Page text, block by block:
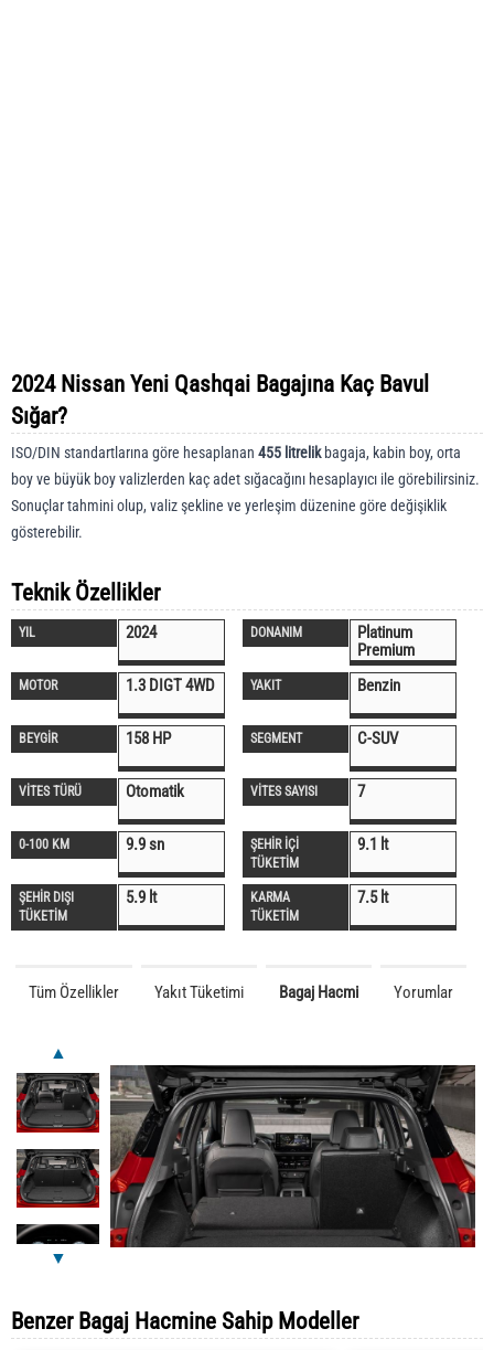
2024 Nissan Yeni Qashqai Bagajına Kaç Bavul
Sığar?
ISO/DIN standartlarına göre hesaplanan 455 litrelikbagaja, kabin boy, orta
boy ve büyük boy valizlerden kaç adet sığacağını hesaplayıcı ile görebilirsiniz.
Sonuçlar tahmini olup, valiz şekline ve yerleşim düzenine göre değişiklik
gösterebilir.
Teknik Özellikler
YIL 2024 DONANIM
Platinum
Premium
MOTOR 1.3 DIGT 4WD YAKIT Benzin
BEYGİR 158 HP SEGMENT C-SUV
VİTES TÜRÜ Otomatik VİTES SAYISI 7
0-100 KM 9.9 sn
ŞEHİR İÇİ
TÜKETİM
9.1 lt
ŞEHİR DIŞI
TÜKETİM
5.9 lt
KARMA
TÜKETİM
7.5 lt
Tüm Özellikler Yakıt Tüketimi Bagaj Hacmi Yorumlar
▲
▼
Benzer Bagaj Hacmine Sahip Modeller